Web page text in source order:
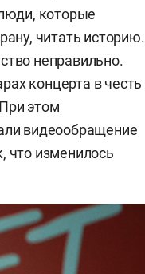
которые
читать историю.
неправильно.
концерта в честь
этом
видеообращение
что изменилось